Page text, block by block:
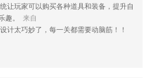
让玩家可以购买各种道具和装备，提升自
。
来自
计太巧妙了，每一关都需要动脑筋！！